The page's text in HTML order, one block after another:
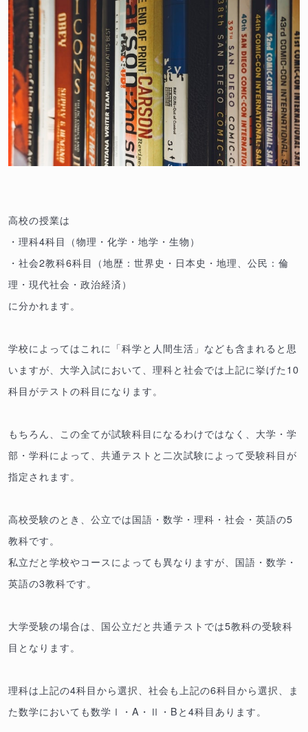
高校の授業は
・理科4科目（物理・化学・地学・生物）
・社会2教科6科目（地歴：世界史・日本史・地理、公民：倫
理・現代社会・政治経済）
に分かれます。
学校によってはこれに「科学と人間生活」なども含まれると思
いますが、大学入試において、理科と社会では上記に挙げた10
科目がテストの科目になります。
もちろん、この全てが試験科目になるわけではなく、大学・学
部・学科によって、共通テストと二次試験によって受験科目が
指定されます。
高校受験のとき、公立では国語・数学・理科・社会・英語の5
教科です。
私立だと学校やコースによっても異なりますが、国語・数学・
英語の3教科です。
大学受験の場合は、国公立だと共通テストでは5教科の受験科
目となります。
理科は上記の4科目から選択、社会も上記の6科目から選択、ま
た数学においても数学Ⅰ・A・Ⅱ・Bと4科目あります。